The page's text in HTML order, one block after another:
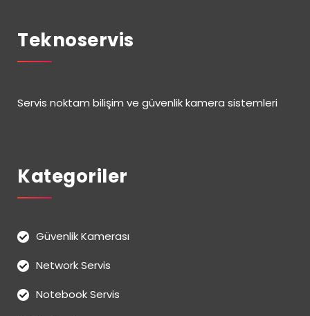
Teknoservis
Servis noktam bilişim ve güvenlik kamera sistemleri
Kategoriler
Güvenlik Kamerası
Network Servis
Notebook Servis